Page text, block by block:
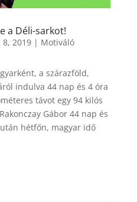
a Déli-sarkot!
8, 2019| Motiváló
a szárazföld,
indulva 44 nap és 4 óra
távot egy 94 kilós
Gábor 44 nap és
hétfőn, magyar idő